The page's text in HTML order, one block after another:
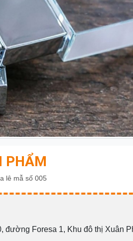
PHẨM
lê mẫ số 005
đường Foresa 1, Khu đô thị Xuân